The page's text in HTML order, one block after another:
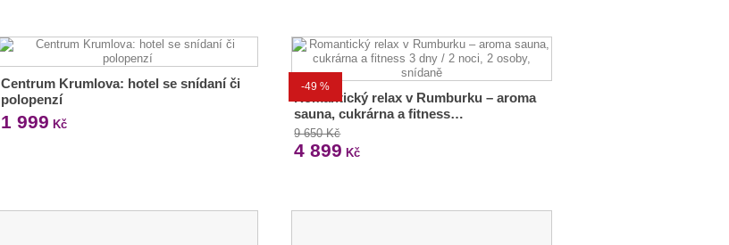
Centrum Krumlova: hotel se snídaní či
polopenzí
1 999 Kč
-49 %
Romantický relax v Rumburku – aroma
sauna, cukrárna a fitness…
9 650 Kč
4 899 Kč